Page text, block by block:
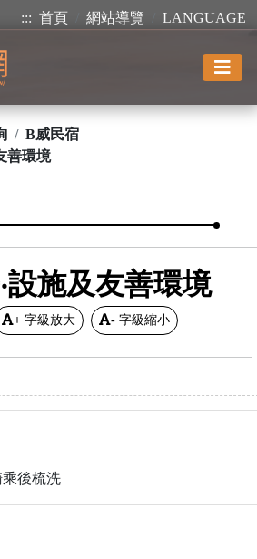
::: 首頁 網站導覽 LANGUAGE
B威民宿
善環境
設施及友善環境
+ 字級放大 - 字級縮小
乘後梳洗